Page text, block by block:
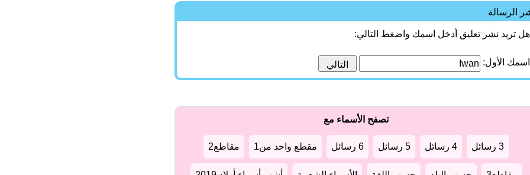
الرسالة
هل تريد نشر تعليق أدخل اسمك واضغط التالي:
اسمك الأول:
تصفح الأسماء مع
3 رسائل 4 رسائل 5 رسائل 6 رسائل مقطع واحد من1 مقاطع2